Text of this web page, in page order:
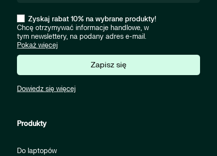
Zyskaj rabat 10% na wybrane produkty!
Chcę otrzymywać informacje handlowe, w
tym newslettery, na podany adres e-mail.
Pokaż więcej
Zapisz się
Dowiedz się więcej
Produkty
Do laptopów